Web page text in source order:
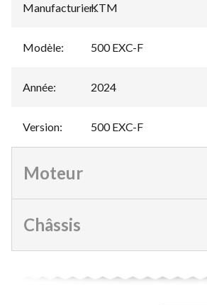
Manufacturier:
KTM
Modèle: 500 EXC-F
Année: 2024
Version: 500 EXC-F
Moteur
Châssis